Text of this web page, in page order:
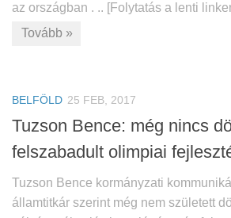
az országban . .. [Folytatás a lenti
Tovább »
BELFÖLD 25 FEB, 2017
Tuzson Bence: még nincs
felszabadult olimpiai
Tuzson Bence kormányzati
államtitkár szerint még nem született